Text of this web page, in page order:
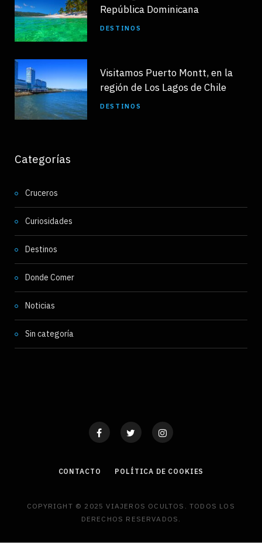
República Dominicana
DESTINOS
Visitamos Puerto Montt, en la
región de Los Lagos de Chile
DESTINOS
Categorías
Cruceros
Curiosidades
Destinos
Donde Comer
Noticias
Sin categoría
CONTACTO POLÍTICA DE COOKIES
COPYRIGHT © 2025 VIAJEROS OCULTOS. TODOS LOS
DERECHOS RESERVADOS.